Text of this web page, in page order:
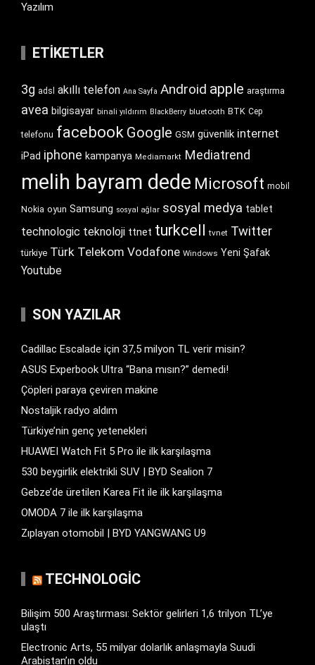
Yazılım
ETIKETLER
3g adsl akıllı telefon Ana Sayfa Android apple araştırma
avea bilgisayar binali yıldırım BlackBerry bluetooth BTK Cep
telefonu facebook Google GSM güvenlik internet
iPad iphone kampanya Mediamarkt Mediatrend
melih bayram dede Microsoft mobil
Nokia oyun Samsung sosyal ağlar sosyal medya tablet
technologic teknoloji ttnet turkcell tvnet Twitter
türkiye Türk Telekom Vodafone Windows Yeni Şafak
Youtube
SON YAZILAR
Cadillac Escalade için 37,5 milyon TL verir misin?
ASUS Experbook Ultra “Bana mısın?” demedi!
Çöpleri paraya çeviren makine
Nostaljik radyo aldım
Türkiye’nin genç yetenekleri
HUAWEI Watch Fit 5 Pro ile ilk karşılaşma
530 beygirlik elektrikli SUV | BYD Sealion 7
Gebze’de üretilen Karea Fit ile ilk karşılaşma
OMODA 7 ile ilk karşılaşma
Zıplayan otomobil | BYD YANGWANG U9
TECHNOLOGIC
Bilişim 500 Araştırması: Sektör gelirleri 1,6 trilyon TL’ye
ulaştı
Electronic Arts, 55 milyar dolarlık anlaşmayla Suudi
Arabistan’ın oldu